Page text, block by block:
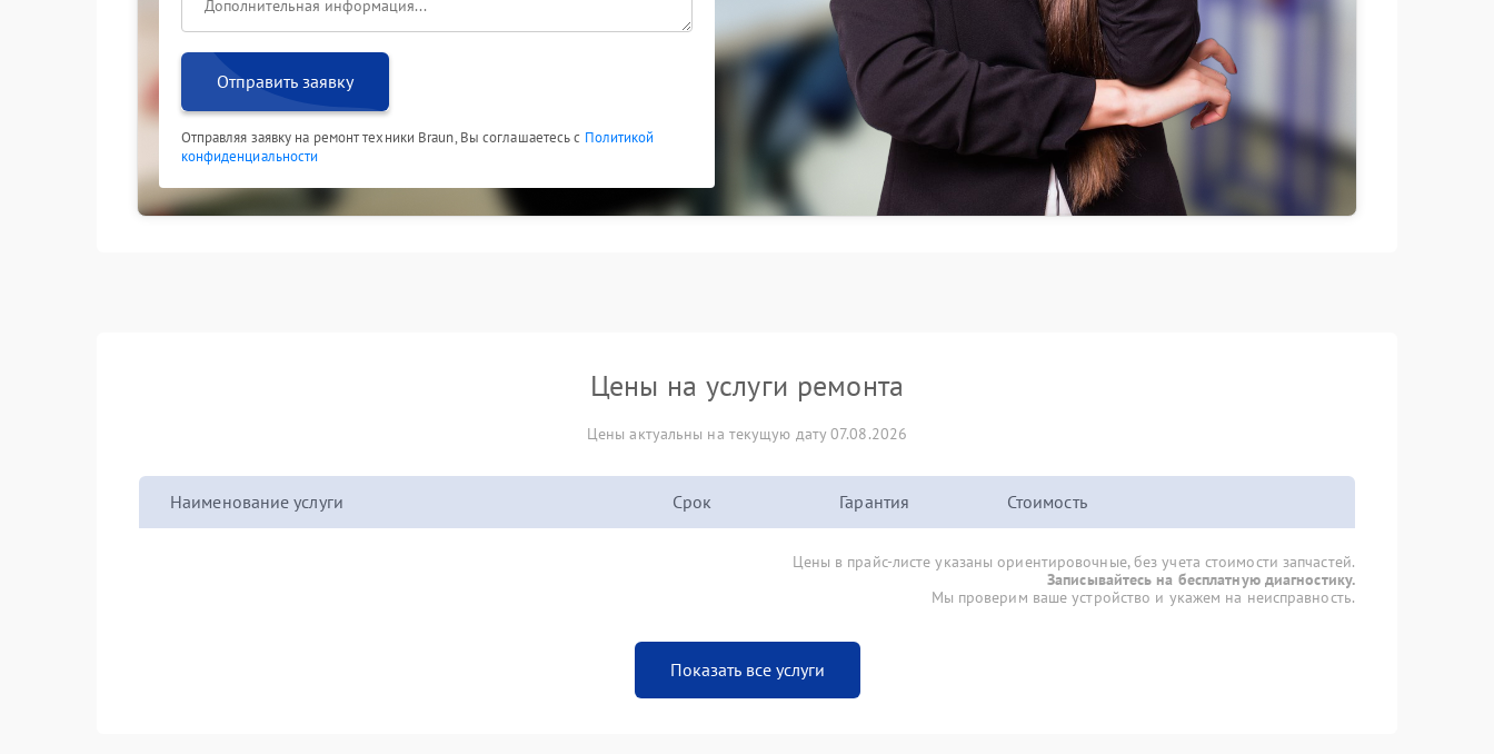
Отправить заявку
Отправляя заявку на ремонт техники Braun, Вы соглашаетесь с Политикой
конфиденциальности
Цены на услуги ремонта
Цены актуальны на текущую дату 07.08.2026
Наименование услуги Срок Гарантия Стоимость
Цены в прайс-листе указаны ориентировочные, без учета стоимости запчастей.
Записывайтесь на бесплатную диагностику.
Мы проверим ваше устройство и укажем на неисправность.
Показать все услуги